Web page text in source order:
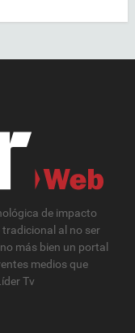
de impacto
tradicional al no ser
más bien un portal
medios que
Tv